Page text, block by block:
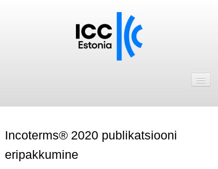
ICC Eesti liikmebaas
Liikmete pakkumised
Incoterms® 2020 publikatsiooni
eripakkumine